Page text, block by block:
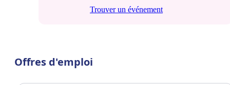
Trouver un événement
Offres d'emploi